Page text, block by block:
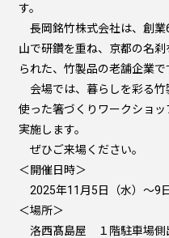
す。
長岡銘竹株式会社は、創業
山で研鑽を重ね、京都の名
られた、竹製品の老舗企業で
会場では、暮らしを彩る竹
使った箸づくりワークショ
実施します。
ぜひご来場ください。
＜開催日時＞
2025年11月5日（水）～9日
＜場所＞
洛西髙島屋 １階駐車場側